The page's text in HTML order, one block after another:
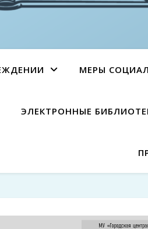
МЕРЫ
ЭЛЕКТРОННЫЕ